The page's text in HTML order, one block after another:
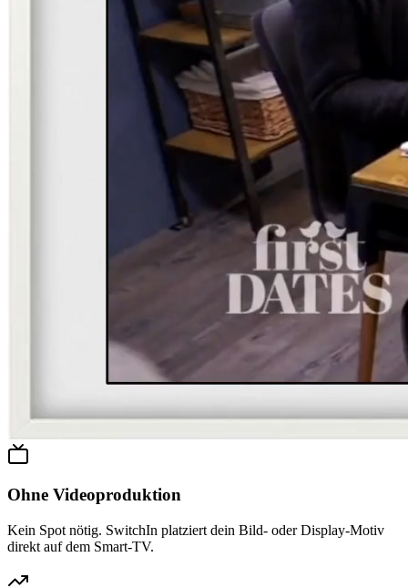
Ohne Videoproduktion
Kein Spot nötig. SwitchIn platziert dein Bild- oder Display-Motiv
direkt auf dem Smart-TV.